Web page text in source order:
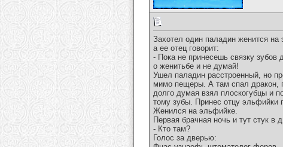
Захотел один паладин женится на
а ее отец говорит:
- Пока не принесешь связку зубов
о женитьбе и не думай!
Ушел паладин расстроенный, но
мимо пещеры. А там спал дракон,
долго думая взял плоскогубцы и
тому зубы. Принес отцу эльфийки
Женился на эльфийке.
Первая брачная ночь и тут стук в
- Кто там?
Голос за дверью: